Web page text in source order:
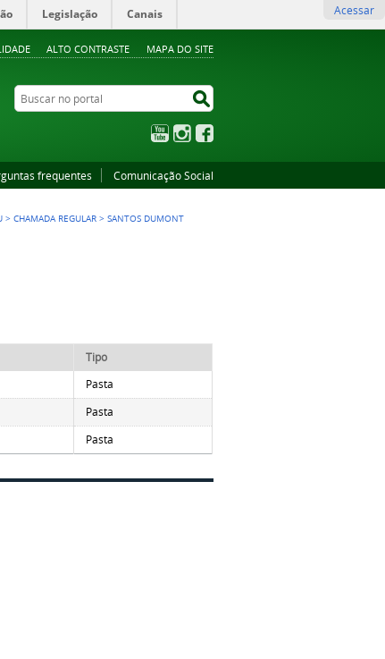
ALTO CONTRASTE MAPA DO SITE
Legislação Canais Acessar
Buscar no portal
YouTubeInstagram
frequentes Comunicação Social
>CHAMADA REGULAR >SANTOS DUMONT
Tipo
Pasta
Pasta
Pasta